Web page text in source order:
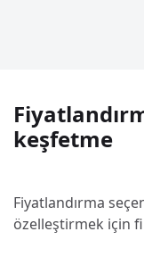
keşfetme
Fiyatlandırma
özelleştirmek için